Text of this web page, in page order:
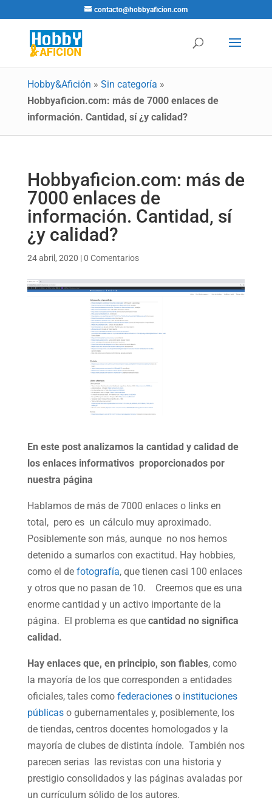
contacto@hobbyaficion.com
Hobby&Afición » Sin categoría »
Hobbyaficion.com: más de 7000 enlaces de
información. Cantidad, sí ¿y calidad?
Hobbyaficion.com: más de
7000 enlaces de
información. Cantidad, sí
¿y calidad?
24 abril, 2020 |0 Comentarios
En este post analizamos la cantidad y calidad de
los enlaces informativos proporcionados por
nuestra página
Hablamos de más de 7000 enlaces o links en
total, pero es un cálculo muy aproximado.
Posiblemente son más, aunque no nos hemos
detenido a sumarlos con exactitud. Hay hobbies,
como el defotografía, que tienen casi 100 enlaces
y otros que no pasan de 10. Creemos que es una
enorme cantidad y un activo importante de la
página. El problema es quecantidad no significa
calidad.
Hay enlaces que, en principio, son fiables, como
la mayoría de los que corresponden a entidades
oficiales, tales como federacioneso instituciones
públicaso gubernamentales y, posiblemente, los
de tiendas, centros docentes homologados y la
mayoría de clubes de distinta índole. También nos
parecen serias las revistas con una historia y
prestigio consolidados y las páginas avaladas por
un currículum sólido de los autores.